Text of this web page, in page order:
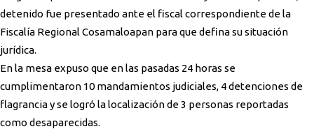
detenido fue presentado ante el fiscal correspondiente de la
Fiscalía Regional Cosamaloapan para que defina su situación
jurídica.
En la mesa expuso que en las pasadas 24 horas se
cumplimentaron 10 mandamientos judiciales, 4 detenciones de
flagrancia y se logró la localización de 3 personas reportadas
como desaparecidas.